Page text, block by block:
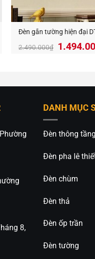
Đèn gắn tường hiện đại
2.490.000₫
Giá
8,
DANH MỤC
Đèn thông tầng
Đèn pha lê
Đèn chùm
Đèn thả
Đèn ốp trần
Đèn tường